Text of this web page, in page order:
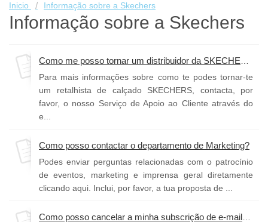
Inicio Informação sobre a Skechers
Informação sobre a Skechers
Como me posso tornar um distribuidor da SKECHERS?
Para mais informações sobre como te podes tornar-te
um retalhista de calçado SKECHERS, contacta, por
favor, o nosso Serviço de Apoio ao Cliente através do
e...
Como posso contactar o departamento de Marketing?
Podes enviar perguntas relacionadas com o patrocínio
de eventos, marketing e imprensa geral diretamente
clicando aqui. Inclui, por favor, a tua proposta de ...
Como posso cancelar a minha subscrição de e-mails de marketing da SKECHERS?